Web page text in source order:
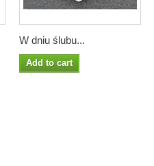
W dniu ślubu...
Add to cart